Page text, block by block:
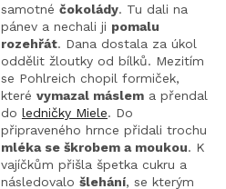
samotné čokolády. Tu dali na
pánev a nechali ji pomalu
rozehřát. Dana dostala za úkol
oddělit žloutky od bílků. Mezitím
se Pohlreich chopil formiček,
které vymazal máslem a přendal
do ledničky Miele. Do
připraveného hrnce přidali trochu
mléka se škrobem a moukou. K
vajíčkům přišla špetka cukru a
následovalo šlehání, se kterým